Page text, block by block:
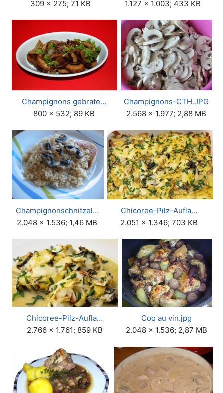
309 × 275; 71 KB 1.127 × 1.003; 433 KB
Champignons gebrate…
800 × 532; 89 KB
Champignons-CTH.JPG
2.568 × 1.977; 2,88 MB
Champignonschnitzel…
2.048 × 1.536; 1,46 MB
Chicoree-Pilz-Aufla…
2.051 × 1.346; 703 KB
Chicoree-Pilz-Aufla…
2.766 × 1.761; 859 KB
Coq au vin.jpg
2.048 × 1.536; 2,87 MB